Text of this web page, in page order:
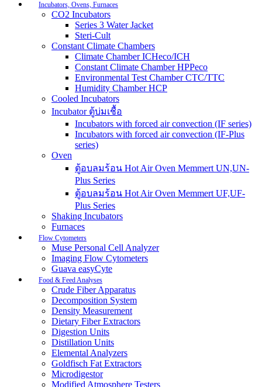
Incubators, Ovens, Furnaces
CO2 Incubators
Series 3 Water Jacket
Steri-Cult
Constant Climate Chambers
Climate Chamber ICHeco/ICH
Constant Climate Chamber HPPeco
Environmental Test Chamber CTC/TTC
Humidity Chamber HCP
Cooled Incubators
Incubator ตู้บ่มเชื้อ
Incubators with forced air convection (IF series)
Incubators with forced air convection (IF-Plus
series)
Oven
ตู้อบลมร้อน Hot Air Oven Memmert UN,UN-
Plus Series
ตู้อบลมร้อน Hot Air Oven Memmert UF,UF-
Plus Series
Shaking Incubators
Furnaces
Flow Cytometers
Muse Personal Cell Analyzer
Imaging Flow Cytometers
Guava easyCyte
Food & Feed Analyses
Crude Fiber Apparatus
Decomposition System
Density Measurement
Dietary Fiber Extractors
Digestion Units
Distillation Units
Elemental Analyzers
Goldfisch Fat Extractors
Microdigestor
Modified Atmosphere Testers